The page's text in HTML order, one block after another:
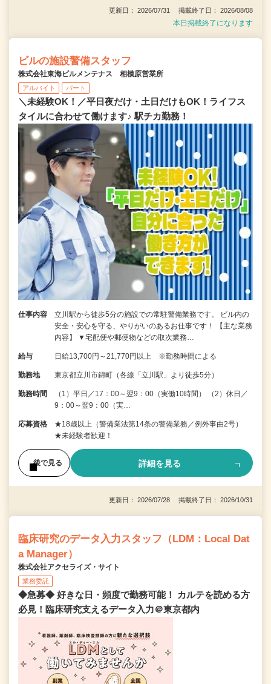
更新日： 2026/07/31 掲載終了日： 2026/08/08
本日掲載終了になります
ビルの施設警備スタッフ
株式会社東海ビルメンテナス 相模原営業所
アルバイト パート
＼未経験OK！／平日夜だけ・土日だけもOK！ライフス
タイルに合わせて働けます♪ 駅チカ勤務！
仕事内容
立川駅から徒歩5分の施設での常駐警備業務です。 ビル内の
安全・安心を守る、やりがいのあるお仕事です！ 【主な業務
内容】 ▼宅配便や郵便物などの取次業務…
給与 日給13,700円～21,770円以上 ※勤務時間による
勤務地 東京都立川市錦町（各線「立川駅」より徒歩5分）
勤務時間
（1）平日／17：00～翌9：00（実働10時間） （2）休日／
9：00～翌9：00（実…
応募資格
★18歳以上（警備業法第14条の警備業務／例外事由2号）
★未経験者歓迎！
後で見る 詳細を見る
更新日： 2026/07/28 掲載終了日： 2026/10/31
臨床研究のデータ入力スタッフ（LDM：Local Dat
a Manager）
株式会社アクセライズ・サイト
業務委託
◆急募◆ 好きな日・頻度で勤務可能！ カルテを読める方
必見！臨床研究支えるデータ入力＠東京都内